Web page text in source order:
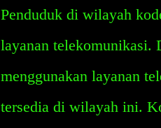
Penduduk di wilayah
layanan telekomunikasi.
menggunakan layanan
tersedia di wilayah ini.